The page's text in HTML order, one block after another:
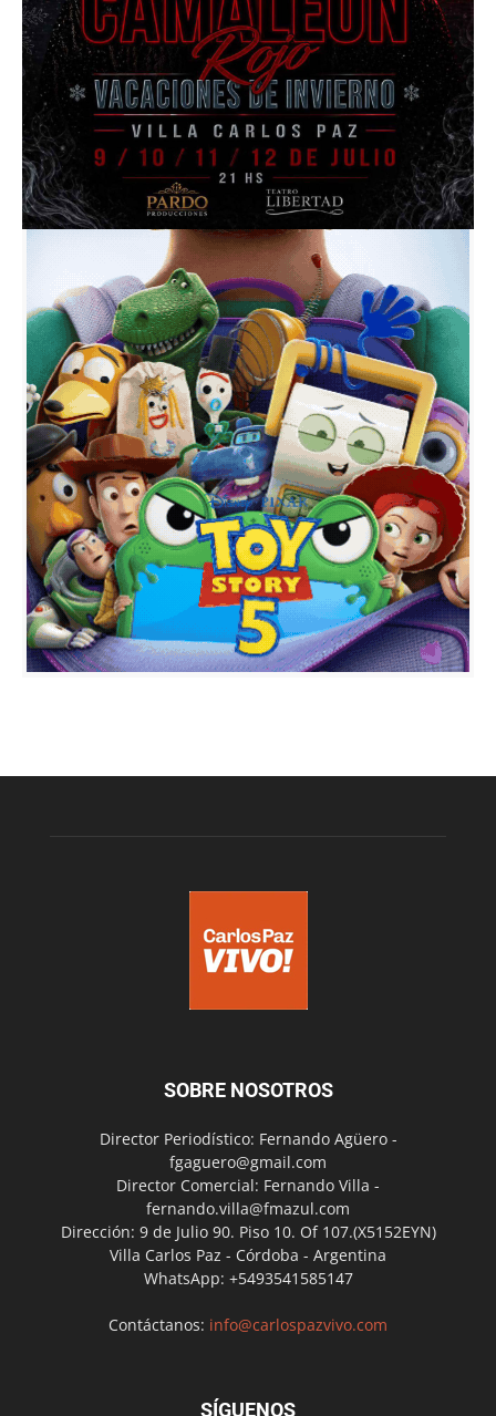
SOBRE NOSOTROS
Director Periodístico: Fernando Agüero -
fgaguero@gmail.com
Director Comercial: Fernando Villa -
fernando.villa@fmazul.com
Dirección: 9 de Julio 90. Piso 10. Of 107.(X5152EYN)
Villa Carlos Paz - Córdoba - Argentina
WhatsApp: +5493541585147
Contáctanos: info@carlospazvivo.com
SÍGUENOS